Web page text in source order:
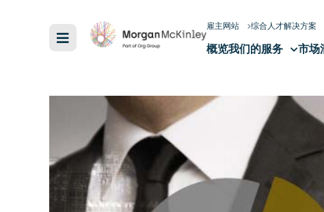
雇主网站 综合人才解决方案
概览我们的服务 市场